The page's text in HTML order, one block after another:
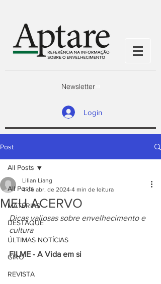
Newsletter
Login
Post
All Posts
MATÉRIAS
DESTAQUE
ÚLTIMAS NOTÍCIAS
GIRO
REVISTA
All Posts
MEU ACERVO
Lilian Liang
4 de abr. de 2024 4 min de leitura
Dicas valiosas sobre envelhecimento e
cultura
FILME - A Vida em si